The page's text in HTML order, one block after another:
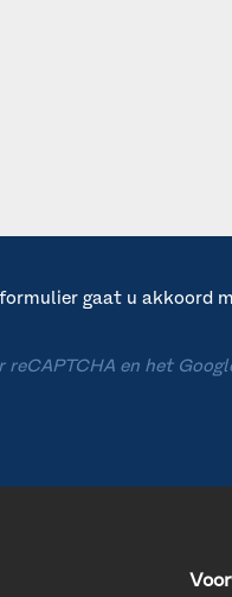
gaat u akkoord
en het